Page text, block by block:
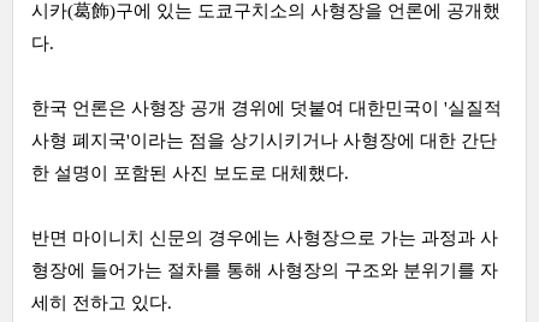
시카(葛飾)구에 있는 도쿄구치소의 사형장을 언론에 공개했
다.
한국 언론은 사형장 공개 경위에 덧붙여 대한민국이 '실질적
사형 폐지국'이라는 점을 상기시키거나 사형장에 대한 간단
한 설명이 포함된 사진 보도로 대체했다.
반면 마이니치 신문의 경우에는 사형장으로 가는 과정과 사
형장에 들어가는 절차를 통해 사형장의 구조와 분위기를 자
세히 전하고 있다.